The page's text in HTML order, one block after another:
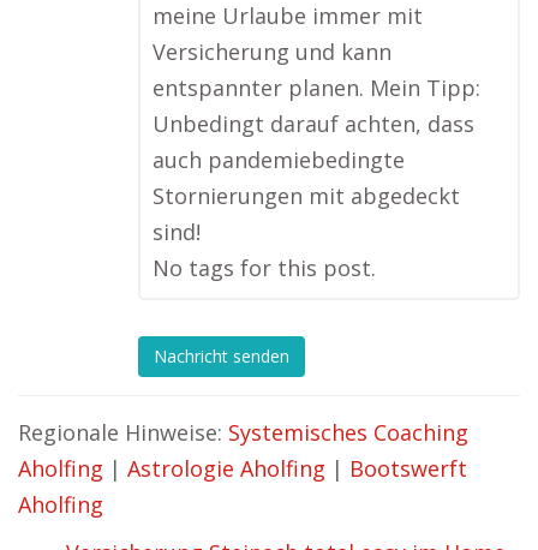
meine Urlaube immer mit
Versicherung und kann
entspannter planen. Mein Tipp:
Unbedingt darauf achten, dass
auch pandemiebedingte
Stornierungen mit abgedeckt
sind!
No tags for this post.
Nachricht senden
Regionale Hinweise: Systemisches Coaching
Aholfing | Astrologie Aholfing | Bootswerft
Aholfing